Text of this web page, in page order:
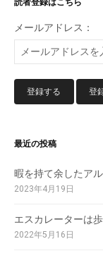
読者登録はこちら
メールアドレス：
最近の投稿
暇を持て余したア
2023年4月19日
エスカレーターは
2022年5月16日